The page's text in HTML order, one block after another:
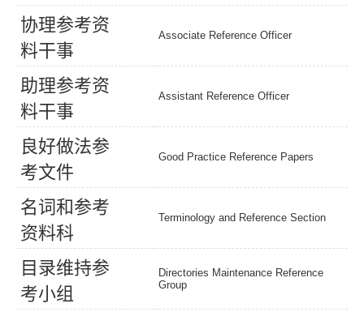
协理参考资
料干事
Associate Reference Officer
助理参考资
料干事
Assistant Reference Officer
良好做法参
考文件
Good Practice Reference Papers
名词和参考
资料科
Terminology and Reference Section
目 录维持参
考小组
Directories Maintenance Reference
Group